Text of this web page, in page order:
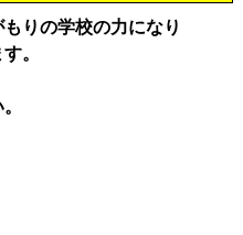
りの学校の力になり
。